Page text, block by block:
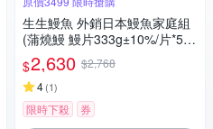
生生鰻魚 外銷日本鰻魚家庭組
(蒲燒鰻 鰻片333g±10%/片*5
片)
$2,630 $2,768
4(1)
限時下殺 券